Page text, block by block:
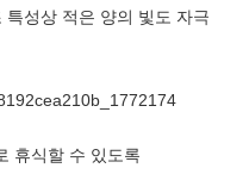
성상 적은 양의 빛도 자극
휴식할 수 있도록